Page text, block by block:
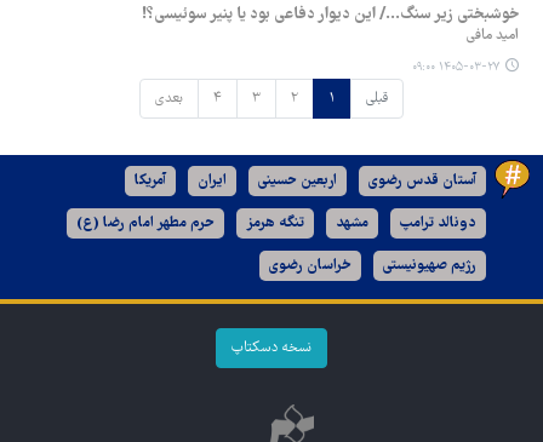
خوشبختی زیر سنگ.../ این دیوار دفاعی بود یا پنیر سوئیسی؟!
امید مافی
۱۴۰۵-۰۳-۲۷ ۰۹:۰۰
قبلی ۱ ۲ ۳ ۴ بعدی
آستان قدس رضوی اربعین حسینی ایران آمریکا
دونالد ترامپ مشهد تنگه هرمز حرم مطهر امام رضا (ع)
رژیم صهیونیستی خراسان رضوی
نسخه دسکتاپ